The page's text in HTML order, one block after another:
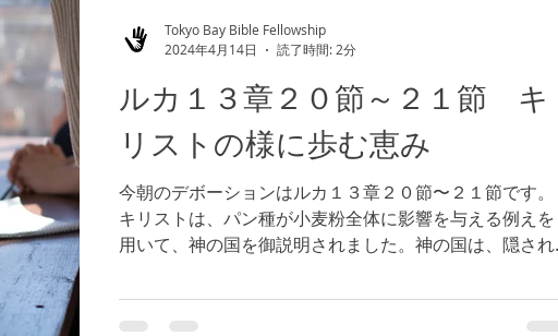
ルカ１３章２０節～２１節 キ
リストの様に歩む恵み
今朝のデボーションはルカ１３章２０節〜２１節です。
キリストは、パン種が小麦粉全体に影響を与える例えを
用いて、神の国を御説明されました。神の国は、隠され
通して、神の国が働かれ、影響力を与えるのを妨げるも
のは何でしょうか。...
Tokyo Bay Bible Fellowship
2024年4月14日
読了時間: 2分